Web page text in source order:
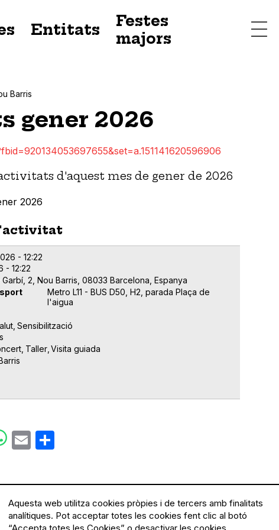
Entitats
Festes
majors
Barris
gener 2026
d'aquest mes de gener de 2026
2026
- 12:22
- 12:22
2, Nou Barris, 08033 Barcelona, Espanya
Metro L11 - BUS D50, H2, parada Plaça de
l'aigua
Sensibilització
Taller Visita guiada
Email
Aquesta web utilitza cookies pròpies i de tercers amb finalitats
analítiques. Pot acceptar totes les cookies fent clic al botó